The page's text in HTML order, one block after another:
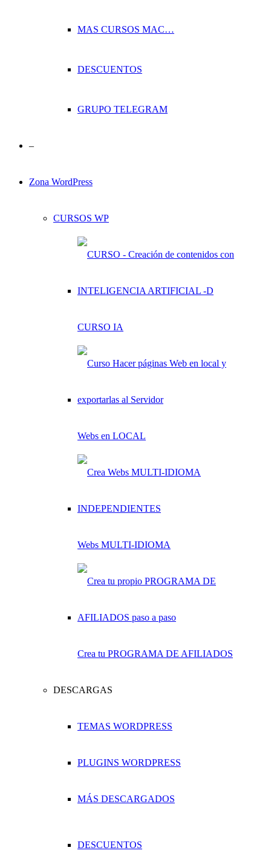
MAS CURSOS MAC…
DESCUENTOS
GRUPO TELEGRAM
–
Zona WordPress
CURSOS WP
CURSO IA
Webs en LOCAL
Webs MULTI-IDIOMA
Crea tu PROGRAMA DE AFILIADOS
DESCARGAS
TEMAS WORDPRESS
PLUGINS WORDPRESS
MÁS DESCARGADOS
DESCUENTOS